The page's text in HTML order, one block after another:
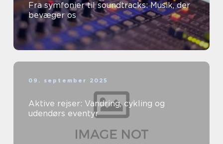
Fra symfonier til soundtracks: Musik, der
bevæger os
09. september 2025
Aktive rejser: Vandring, cykling og
udendørs eventyr